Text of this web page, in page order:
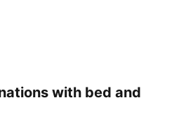
with bed and